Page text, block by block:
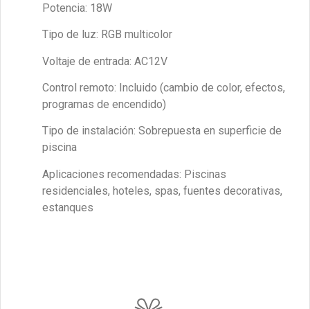
Potencia: 18W
Tipo de luz: RGB multicolor
Voltaje de entrada: AC12V
Control remoto: Incluido (cambio de color, efectos,
programas de encendido)
Tipo de instalación: Sobrepuesta en superficie de
piscina
Aplicaciones recomendadas: Piscinas
residenciales, hoteles, spas, fuentes decorativas,
estanques